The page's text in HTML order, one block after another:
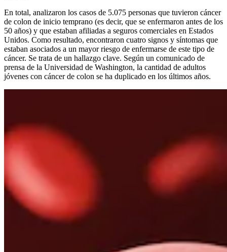
En total, analizaron los casos de 5.075 personas que tuvieron cáncer
de colon de inicio temprano (es decir, que se enfermaron antes de los
50 años) y que estaban afiliadas a seguros comerciales en Estados
Unidos. Como resultado, encontraron cuatro signos y síntomas que
estaban asociados a un mayor riesgo de enfermarse de este tipo de
cáncer. Se trata de un hallazgo clave. Según un comunicado de
prensa de la Universidad de Washington, la cantidad de adultos
jóvenes con cáncer de colon se ha duplicado en los últimos años.